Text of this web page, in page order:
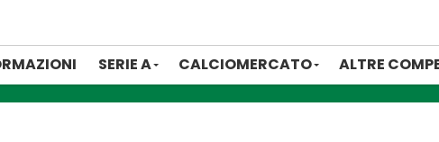
SERIE A CALCIOMERCATO ALTRE